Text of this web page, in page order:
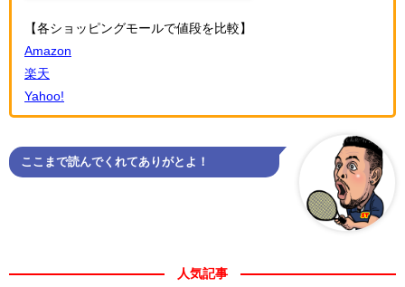
【各ショッピングモールで値段を比較】
Amazon
楽天
Yahoo!
ここまで読んでくれてありがとよ！
人気記事